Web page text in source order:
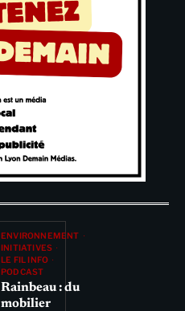
ENVIRONNEMENT
INITIATIVES
LE FIL INFO
PODCAST
Rainbeau : du
mobilier